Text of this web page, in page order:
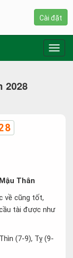
2028
Mậu Thân
về cũng tốt,
tài được như
(7-9), Tỵ (9-
Cài đặt